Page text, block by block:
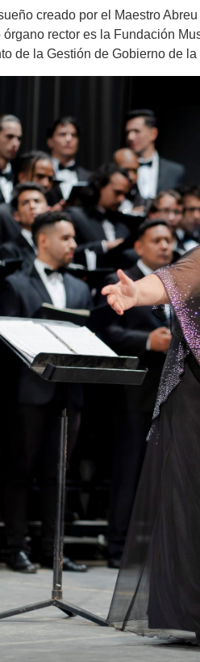
creado por el Maestro
rector es la Fundación
de la Gestión de Gobierno de